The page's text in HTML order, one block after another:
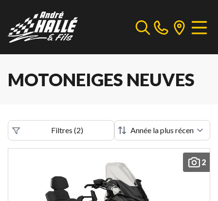
MOTONEIGES NEUVES
Filtres (2)
2